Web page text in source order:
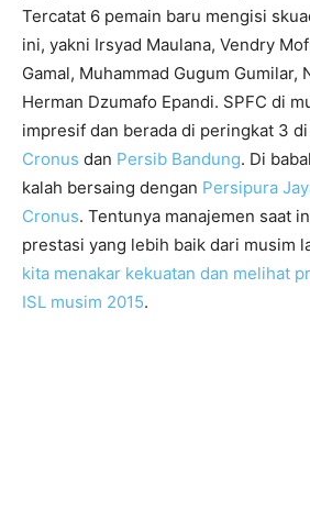
Tercatat 6 pemain baru mengisi
ini, yakni Irsyad Maulana, Vendry
Gamal, Muhammad Gugum Gumilar,
Herman Dzumafo Epandi. SPFC di
impresif dan berada di peringkat 3 di
Cronus dan Persib Bandung. Di
kalah bersaing dengan Persipura
Cronus. Tentunya manajemen saat
prestasi yang lebih baik dari musim
kita menakar kekuatan dan melihat
ISL musim 2015.